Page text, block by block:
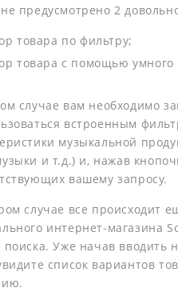
предусмотрено 2
товара по фильтру;
товара с помощью умного
случае вам необходимо
встроенным
музыкальной
и т.д.) и, нажав
вашему запросу.
случае все происходит
интернет-магазина
поиска. Уже начав вводить
список вариантов